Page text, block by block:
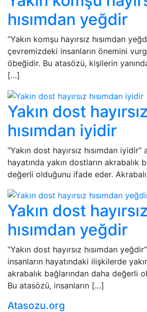
hısımdan yeğdir
“Yakın komşu hayırsız hısımdan
çevremizdeki insanların önemini
öbeğidir. Bu atasözü, kişilerin
[…]
Yakın dost hayırsız
hısımdan iyidir
“Yakın dost hayırsız hısımdan
hayatında yakın dostların akrabalık
değerli olduğunu ifade eder.
Yakın dost hayırsız
hısımdan yeğdir
“Yakın dost hayırsız hısımdan
insanların hayatındaki ilişkilerde
akrabalık bağlarından daha değerli
Bu atasözü, insanların […]
Atasozu.org